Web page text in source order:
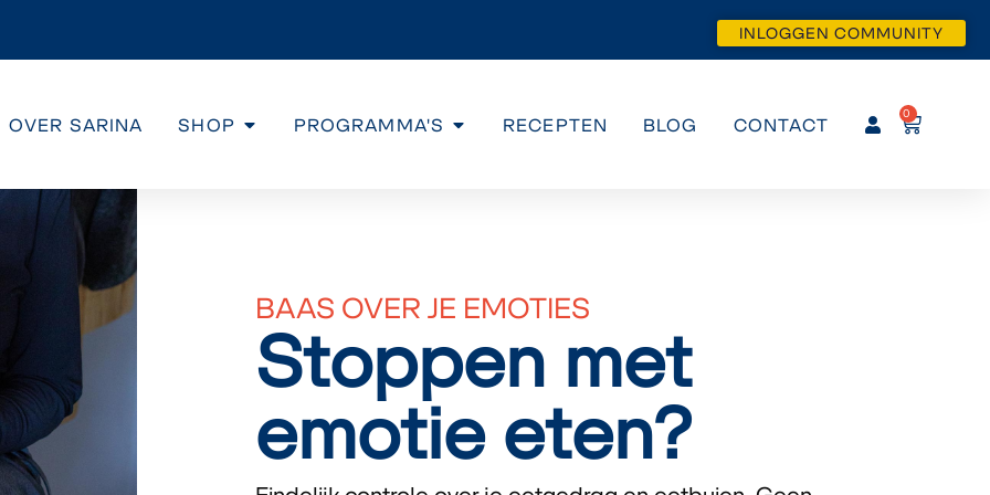
INLOGGEN COMMUNITY
OVER SARINA SHOP PROGRAMMA'S RECEPTEN BLOG CONTACT 0
BAAS OVER JE EMOTIES
Stoppen met
emotie eten?